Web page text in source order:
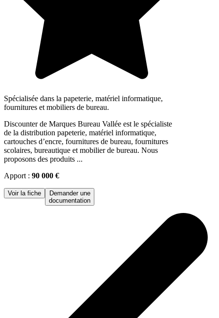
Spécialisée dans la papeterie, matériel informatique,
fournitures et mobiliers de bureau.
Discounter de Marques Bureau Vallée est le spécialiste
de la distribution papeterie, matériel informatique,
cartouches d’encre, fournitures de bureau, fournitures
scolaires, bureautique et mobilier de bureau. Nous
proposons des produits ...
Apport : 90 000 €
Voir la fiche
Demander une
documentation